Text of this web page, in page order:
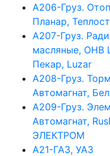
А206-Груз.
Планар,
А207-Груз.
масляные, ОНВ
Пекар, Luzar
А208-Груз.
Автомагнат,
А209-Груз.
Автомагнат,
ЭЛЕКТРОМ
А21-ГАЗ, УАЗ